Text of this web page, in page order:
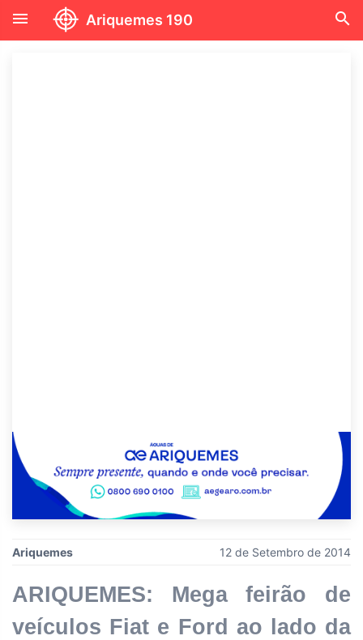
menu Ariquemes 190 search
Ariquemes 12 de Setembro de 2014
ARIQUEMES: Mega feirão de
veículos Fiat e Ford ao lado da